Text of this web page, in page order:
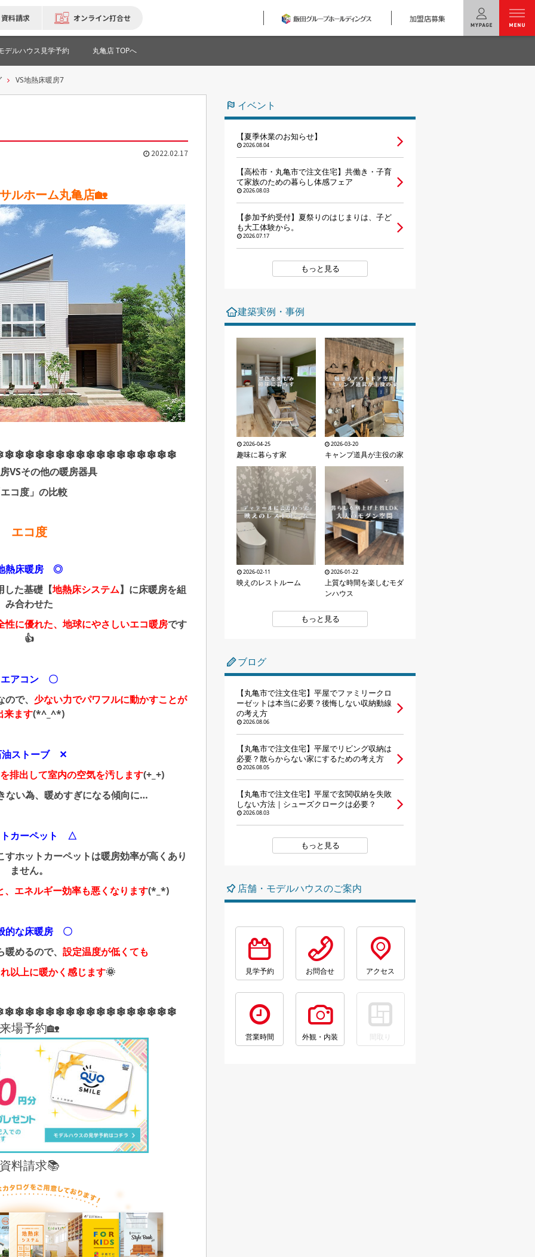
資料請求 オンライン打合せ 加盟店募集
テクノロジー
建築実例
シミュレー
企業情報
お問い合わせ
デルハウス見学予約 丸亀店 TOPへ
VS地熱床暖房7
2022.02.17
ルホーム丸亀店🏡
VSその他の暖房器具
コ度」の比較
エコ度
熱床暖房 ◎
した基礎【地熱床システム】に床暖房を組
み合わせた
性に優れた、地球にやさしいエコ暖房です
👍
エアコン 〇
で、 少ない力でパワフルに動かすことが
来ます(*^_^*)
油ストーブ ✕
排出して室内の空気を汚します(+_+)
ない為、暖めすぎになる傾向に…
トカーペット △
ホットカーペットは暖房効率が高くあり
ません。
エネルギー効率も悪くなります(*_*)
的な床暖房 〇
めるので、 設定温度が低くても
以上に暖かく感じます🌞
来場予約🏡
料請求📚
イベント
【夏季休業のお知らせ】
2026.08.04
【高松市・丸亀市で注文住宅】共働き・子育
て家族のための暮らし体感フェア
2026.08.03
【参加予約受付】夏祭りのはじまりは、子ど
も大工体験から。
2026.07.17
もっと見る
建築実例・事例
2026-04-25
趣味に暮らす家
2026-03-20
キャンプ道具が主役の家
2026-02-11
映えのレストルーム
2026-01-22
上質な時間を楽しむモダ
ンハウス
もっと見る
ブログ
【丸亀市で注文住宅】平屋でファミリークロ
ーゼットは本当に必要？後悔しない収納動線
の考え方
2026.08.06
【丸亀市で注文住宅】平屋でリビング収納は
必要？散らからない家にするための考え方
2026.08.05
【丸亀市で注文住宅】平屋で玄関収納を失敗
しない方法｜シューズクロークは必要？
2026.08.03
もっと見る
店舗・モデルハウスのご案内
見学予約 お問合せ アクセス
営業時間 外観・内装 間取り